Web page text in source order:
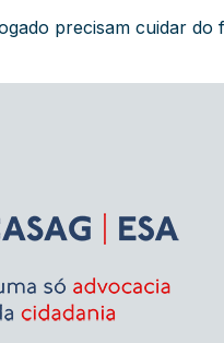
precisam cuidar do